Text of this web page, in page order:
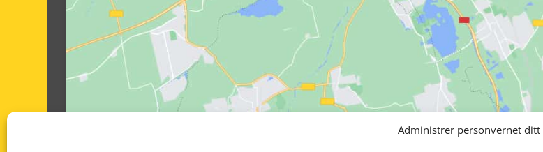
Administrer personvernet ditt